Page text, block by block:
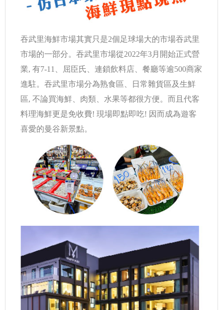
吞武里海鮮市場其實只是2個足球場大的市場吞武里
市場的一部分。吞武里市場從2022年3月開始正式營
業, 有7-11、屈臣氏、連鎖飲料店、餐廳等逾500商家
進駐。吞武里市場分為熟食區、日常雜貨區及生鮮
區, 不論買海鮮、肉類、水果等都很方便。而且代客
料理海鮮更是免收費! 現場即點即吃! 因而成為遊客
喜愛的曼谷新景點。